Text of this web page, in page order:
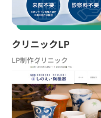
クリニックLP
LP制作クリニック